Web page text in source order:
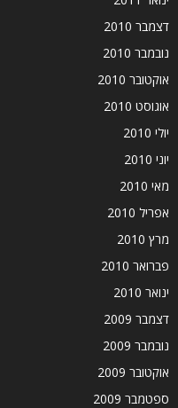
דצמבר 2010
נובמבר 2010
אוקטובר 2010
אוגוסט 2010
יולי 2010
יוני 2010
מאי 2010
אפריל 2010
מרץ 2010
פברואר 2010
ינואר 2010
דצמבר 2009
נובמבר 2009
אוקטובר 2009
ספטמבר 2009